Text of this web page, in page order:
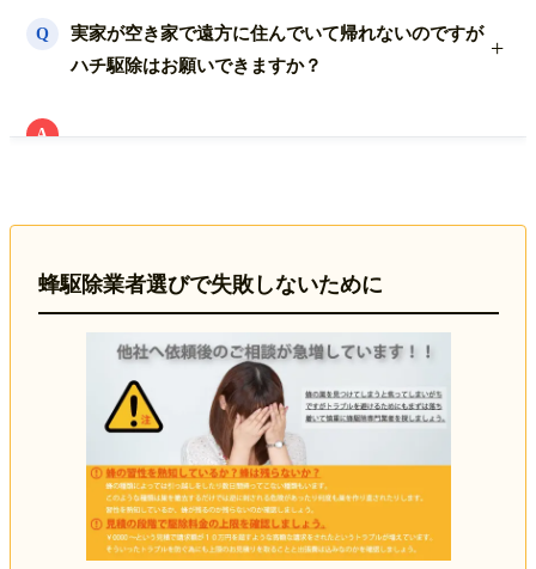
写真添付の完了報告書なども添付可能ですので何でも
お申しつけ下さい。
Q
実家が空き家で遠方に住んでいて帰れないのですが
ハチ駆除はお願いできますか？
A
何でもお気軽にご相談ください。
蜂駆除業者選びで失敗しないために